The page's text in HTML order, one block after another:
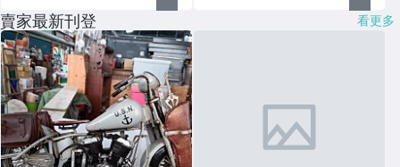
賣家最新刊登 看更多